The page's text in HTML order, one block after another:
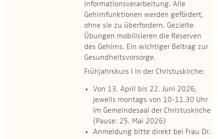
Informationsverarbeitung. Alle
Gehirnfunktionen werden gefördert,
ohne sie zu überfordern. Gezielte
Übungen mobilisieren die Reserven
des Gehirns. Ein wichtiger Beitrag zur
Gesundheitsvorsorge.
Frühjahrskurs I in der Christuskirche:
Von 13. April bis 22. Juni 2026,
jeweils montags von 10-11.30 Uhr
im Gemeindesaal der Christuskirche
(Pause: 25. Mai 2026)
Anmeldung bitte direkt bei Frau Dr.